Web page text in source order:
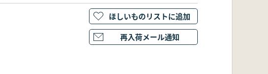
ほしいものリストに追加
再入荷メール通知